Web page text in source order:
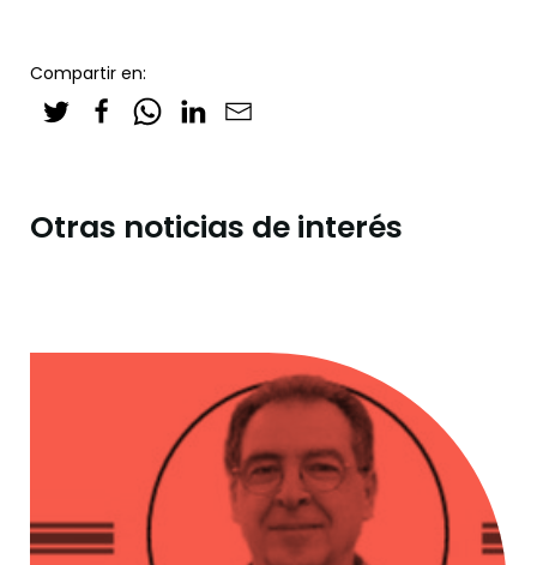
Compartir en:
Otras noticias de interés